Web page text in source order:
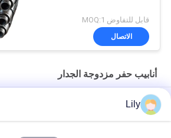
قابل للتفاوض MOQ:1
الاتصال
أنابيب حفر مزدوجة الجدار
ذات جدار مزدوج
Lily